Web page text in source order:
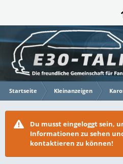
Startseite Kleinanzeigen
Du musst eingeloggt sein,
Informationen zu sehen
kontaktieren zu können!